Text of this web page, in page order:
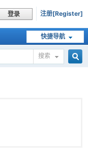
登录 注册[Register]
快捷导航
搜索